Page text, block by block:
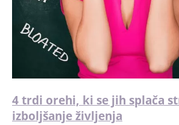
4 trdi orehi, ki se jih splača
izboljšanje življenja